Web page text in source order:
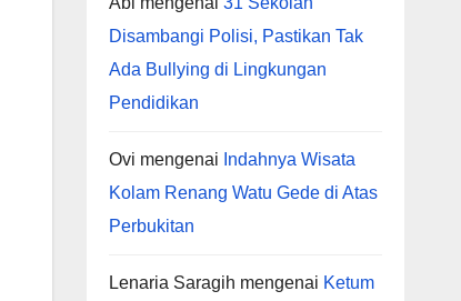
Disambangi Polisi, Pastikan Tak
Ada Bullying di Lingkungan
Pendidikan
Ovi mengenai Indahnya Wisata
Kolam Renang Watu Gede di Atas
Perbukitan
Lenaria Saragih mengenai Ketum